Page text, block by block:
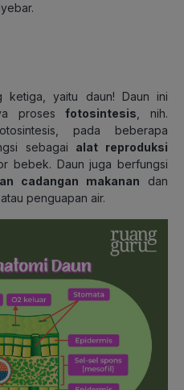
yaitu daun! Daun ini
prosesfotosintesis , nih.
pada beberapa
sebagai alat reproduksi
bebek. Daun juga berfungsi
cadangan makanan dan
atau penguapan air.